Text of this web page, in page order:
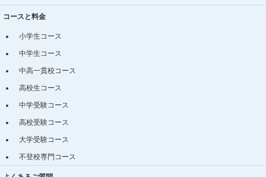
コースと料金
小学生コース
中学生コース
中高一貫校コース
高校生コース
中学受験コース
高校受験コース
大学受験コース
不登校専門コース